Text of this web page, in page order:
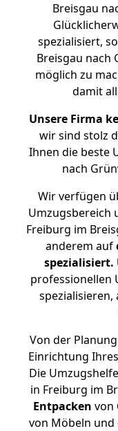
Breisgau
spezialisiert,
Breisgau nach
möglich zu
damit
Unsere Firma
wir sind stolz
Ihnen die beste
nach
Wir verfügen
Umzugsbereich
Freiburg im
anderem auf
spezialisiert.
professionellen
spezialisieren,
Von der
Einrichtung
Die
in Freiburg im
Entpacken von
von Möbeln und